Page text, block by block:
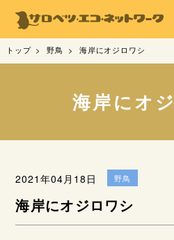
トップ 野鳥 海岸にオジロワシ
海岸にオ
2021年04月18日 野鳥
海岸にオジロワシ